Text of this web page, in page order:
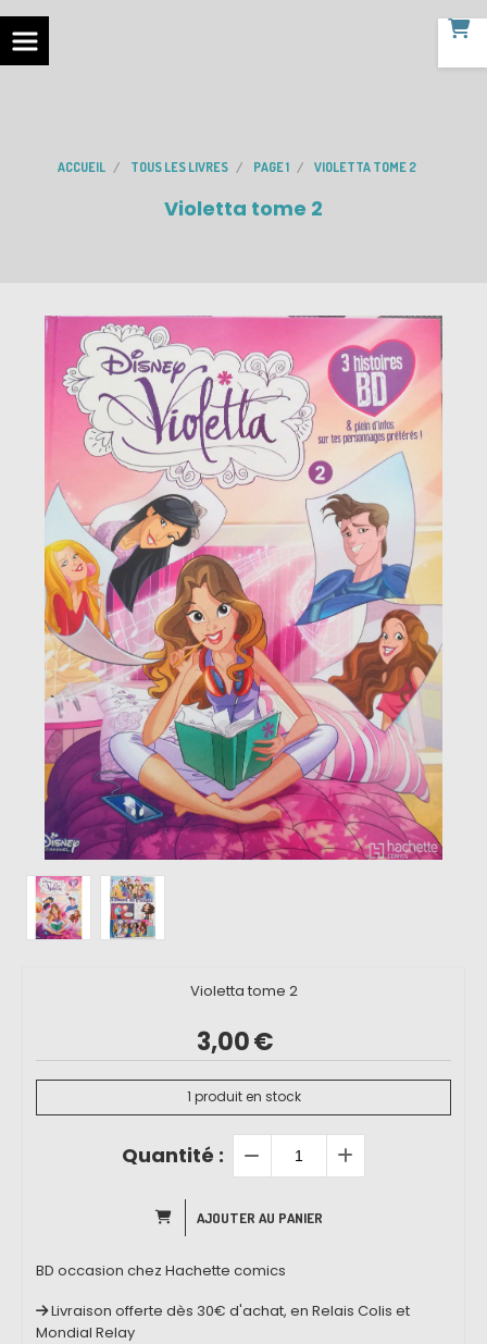
ACCUEIL TOUS LES LIVRES PAGE 1 VIOLETTA TOME 2
Violetta tome 2
Violetta tome 2
3,00€
1 produit en stock
Quantité :
AJOUTER AU PANIER
BD occasion chez Hachette comics
Livraison offerte dès 30€ d'achat, en Relais Colis et
Mondial Relay